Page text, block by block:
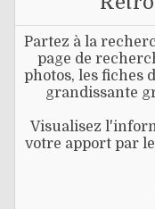
Partez à la
page de
photos, les fiches
grandissante
Visualisez
votre apport par